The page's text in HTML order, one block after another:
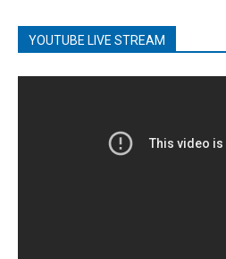
YOUTUBE LIVE STREAM